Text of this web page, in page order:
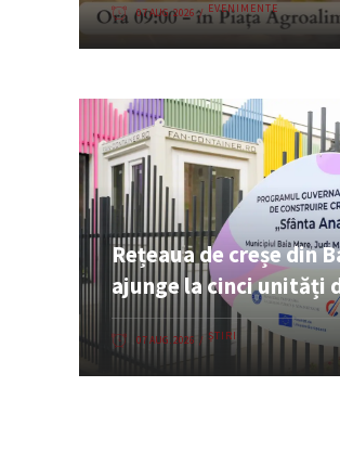
07 AUG. 2026 EVENIMENTE
Rețeaua de creșe din
ajunge la cinci unități
07 AUG. 2026 ȘTIRI